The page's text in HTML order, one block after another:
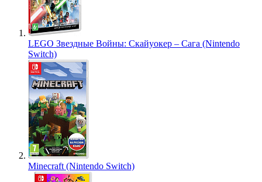
LEGO Звездные Войны: Скайуокер – Сага (Nintendo
Switch)
Minecraft (Nintendo Switch)